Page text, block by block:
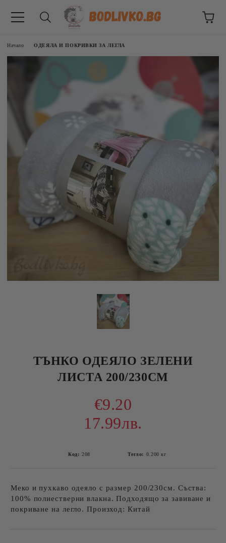
Начало ОДЕЯЛА И ПОКРИВКИ ЗА ЛЕГЛА
ТЪНКО ОДЕЯЛО ЗЕЛЕНИ
ЛИСТА 200/230СМ
€9.20
17.99лв.
Код: 208 Тегло: 0.200 кг
Меко и пухкаво одеяло с размер 200/230см. Съства:
100% полиестверни влакна. Подходящо за завиване и
покриване на легло. Произход: Китай